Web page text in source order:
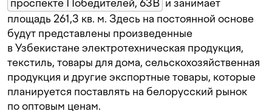
проспекте Победителей, 63В и занимает
площадь 261,3 кв. м. Здесь на постоянной основе
будут представлены произведенные
в Узбекистане электротехническая продукция,
текстиль, товары для дома, сельскохозяйственная
продукция и другие экспортные товары, которые
планируется поставлять на белорусский рынок
по оптовым ценам.